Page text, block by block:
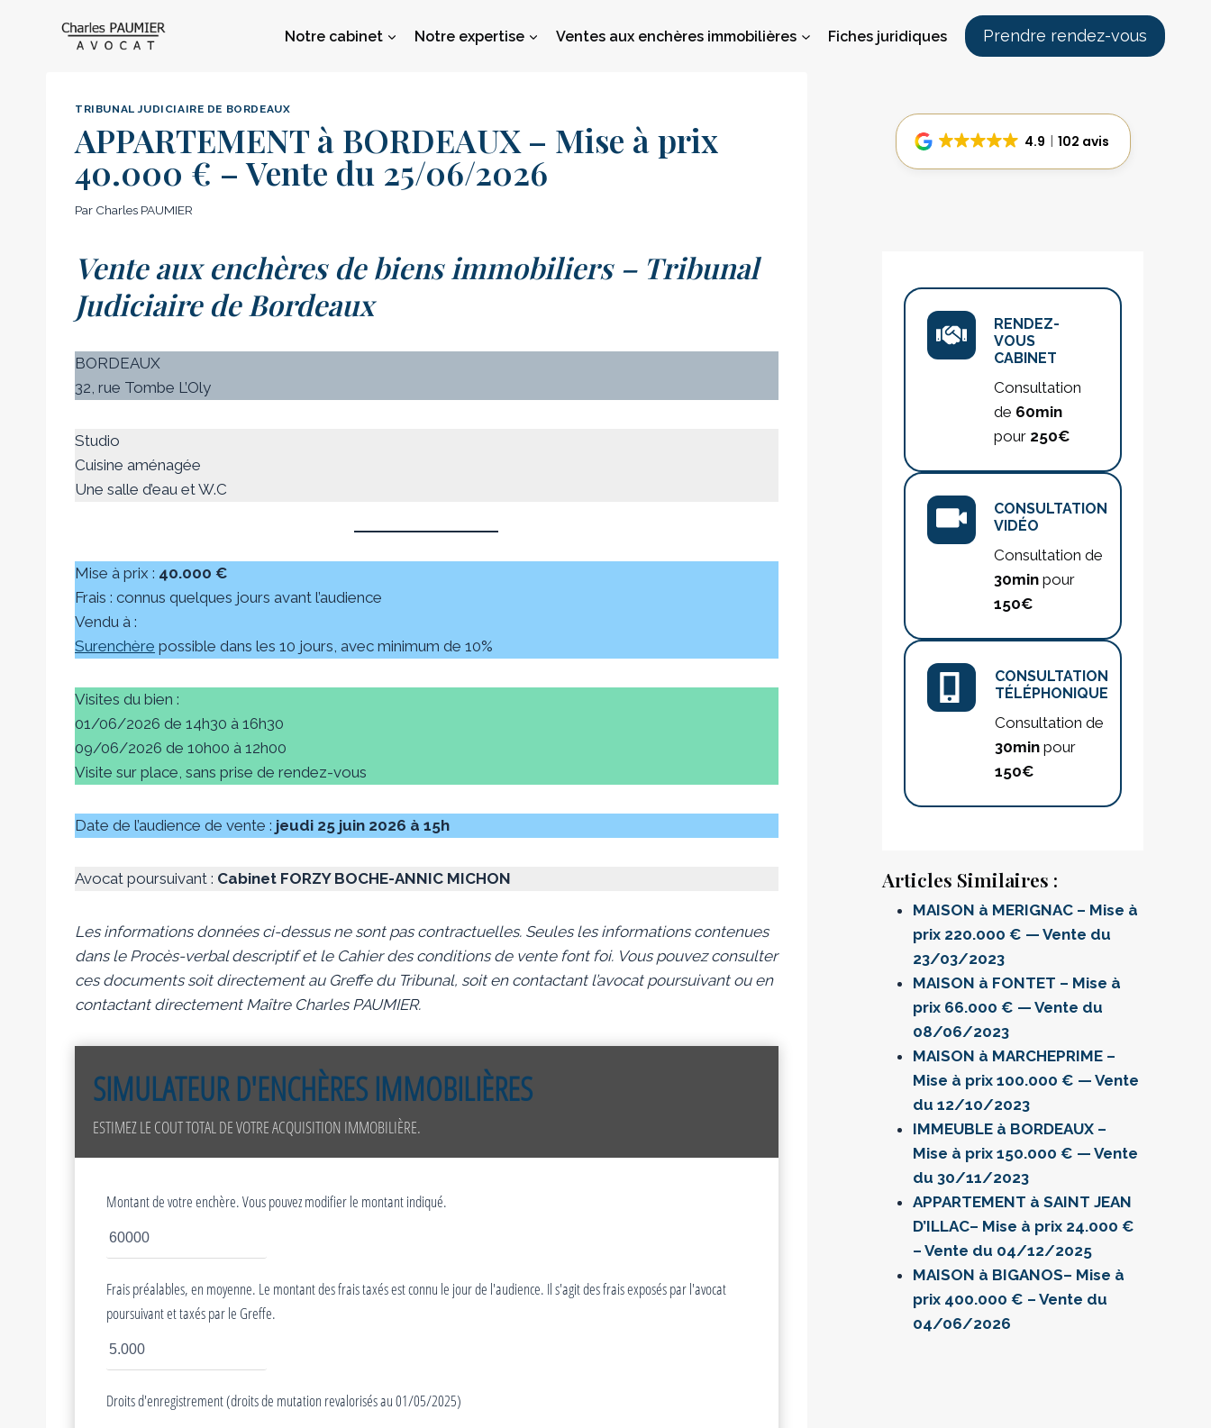
Notre cabinet Notre expertise Ventes aux enchères immobilières Fiches juridiques Prendre rendez-vous
TRIBUNAL JUDICIAIRE DE BORDEAUX
APPARTEMENT à BORDEAUX – Mise à prix
40.000 € – Vente du 25/06/2026
Par Charles PAUMIER
Vente aux enchères de biens immobiliers – Tribunal
Judiciaire de Bordeaux
BORDEAUX
32, rue Tombe L’Oly
Studio
Cuisine aménagée
Une salle d’eau et W.C
Mise à prix : 40.000 €
Frais : connus quelques jours avant l’audience
Vendu à :
Surenchère possible dans les 10 jours, avec minimum de 10%
Visites du bien :
01/06/2026 de 14h30 à 16h30
09/06/2026 de 10h00 à 12h00
Visite sur place, sans prise de rendez-vous
Date de l’audience de vente : jeudi 25 juin 2026 à 15h
Avocat poursuivant : Cabinet FORZY BOCHE-ANNIC MICHON
Les informations données ci-dessus ne sont pas contractuelles. Seules les informations contenues
dans le Procès-verbal descriptif et le Cahier des conditions de vente font foi. Vous pouvez consulter
ces documents soit directement au Greffe du Tribunal, soit en contactant l’avocat poursuivant ou en
contactant directement Maître Charles PAUMIER.
SIMULATEUR D'ENCHÈRES IMMOBILIÈRES
ESTIMEZ LE COUT TOTAL DE VOTRE ACQUISITION IMMOBILIÈRE.
Montant de votre enchère. Vous pouvez modifier le montant indiqué.
Frais préalables, en moyenne. Le montant des frais taxés est connu le jour de l'audience. Il s'agit des frais exposés par l'avocat
poursuivant et taxés par le Greffe.
Droits d'enregistrement (droits de mutation revalorisés au 01/05/2025)
4.9 102 avis
RENDEZ-
VOUS
CABINET
Consultation
de 60min
pour 250€
CONSULTATION
VIDÉO
Consultation de
30min pour
150€
CONSULTATION
TÉLÉPHONIQUE
Consultation de
30min pour
150€
Articles Similaires :
MAISON à MERIGNAC – Mise à
prix 220.000 € — Vente du
23/03/2023
MAISON à FONTET – Mise à
prix 66.000 € — Vente du
08/06/2023
MAISON à MARCHEPRIME –
Mise à prix 100.000 € — Vente
du 12/10/2023
IMMEUBLE à BORDEAUX –
Mise à prix 150.000 € — Vente
du 30/11/2023
APPARTEMENT à SAINT JEAN
D’ILLAC– Mise à prix 24.000 €
– Vente du 04/12/2025
MAISON à BIGANOS– Mise à
prix 400.000 € – Vente du
04/06/2026